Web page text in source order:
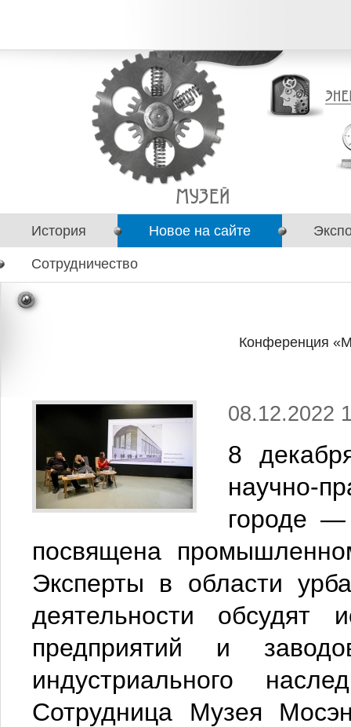
История Новое на сайте
Сотрудничество
Конференция
08.12.2022
8
научно-
городе
посвящена
Эксперты в области
деятельности
предприятий и
индустриального
Сотрудница Музея